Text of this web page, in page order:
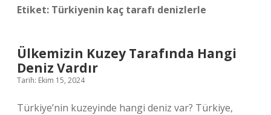
Etiket: Türkiyenin kaç tarafı denizlerle
Ülkemizin Kuzey Tarafında Hangi
Deniz Vardır
Tarih: Ekim 15, 2024
Türkiye’nin kuzeyinde hangi deniz var? Türkiye,